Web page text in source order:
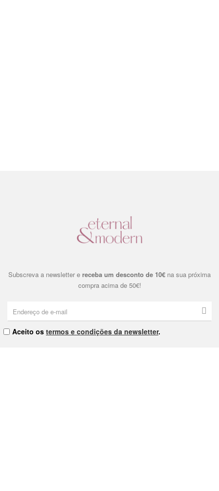
Subscreva a newsletter e receba um desconto de 10€ na sua próxima
compra acima de 50€!
Aceito os termos e condições da newsletter.